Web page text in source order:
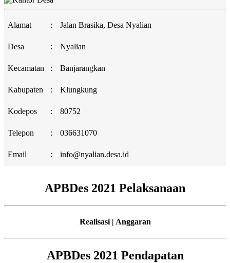
Alamat : Jalan Brasika, Desa Nyalian
Desa : Nyalian
Kecamatan : Banjarangkan
Kabupaten : Klungkung
Kodepos : 80752
Telepon : 036631070
Email : info@nyalian.desa.id
APBDes 2021 Pelaksanaan
Realisasi | Anggaran
APBDes 2021 Pendapatan